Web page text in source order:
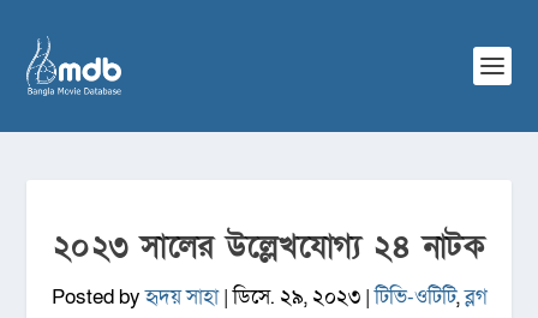
২০২৩ সালের উল্লেখযোগ্য ২৪ নাটক
Posted byহৃদয় সাহা|ডিসে. ২৯, ২০২৩|টিভি-ওটিটি,ব্লগ